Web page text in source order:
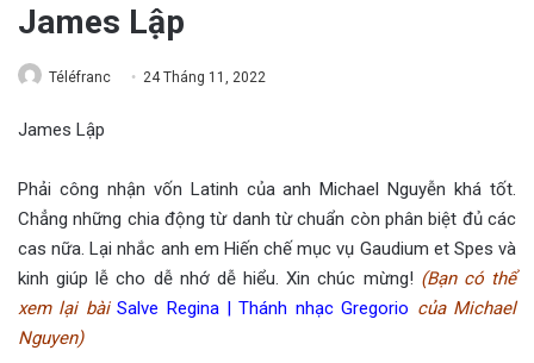
James Lập
Téléfranc 24 Tháng 11, 2022
James Lập
Phải công nhận vốn Latinh của anh Michael Nguyễn khá tốt.
Chẳng những chia động từ danh từ chuẩn còn phân biệt đủ các
cas nữa. Lại nhắc anh em Hiến chế mục vụ Gaudium et Spes và
kinh giúp lễ cho dễ nhớ dễ hiểu. Xin chúc mừng! (Bạn có thể
xem lại bài Salve Regina | Thánh nhạc Gregorio của Michael
Nguyen)